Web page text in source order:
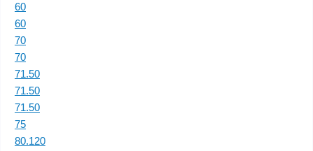
60
60
70
70
71.50
71.50
71.50
75
80.120